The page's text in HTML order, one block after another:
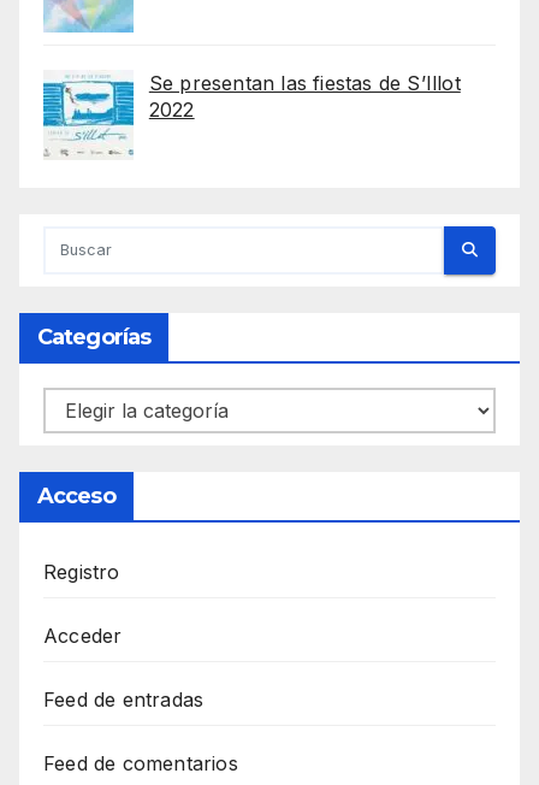
Se presentan las fiestas de S’Illot
2022
Categorías
Categorías
Acceso
Registro
Acceder
Feed de entradas
Feed de comentarios